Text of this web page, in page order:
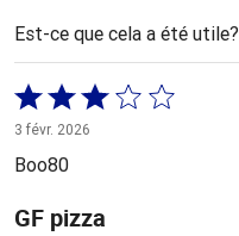
Est-ce que cela a été utile?
Coté
3 sur
5
3 févr. 2026
Boo80
GF pizza